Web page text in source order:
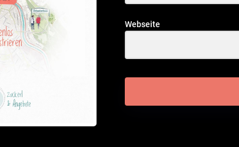
Webseite